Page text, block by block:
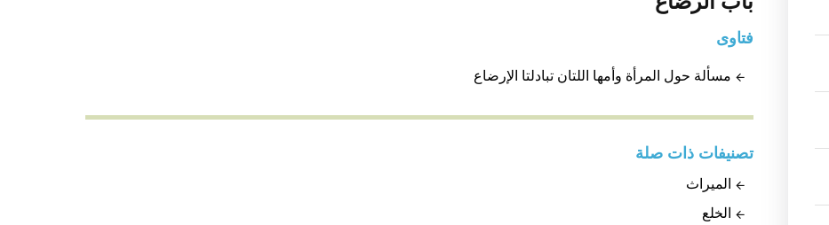
فتاوى
مسألة حول المرأة وأمها اللتان تبادلتا الإرضاع
تصنيفات ذات صلة
الميراث
الخلع